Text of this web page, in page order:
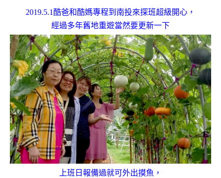
2019.5.1酷爸和酷媽專程到南投來探班超級開心，
經過多年舊地重遊當然要更新一下
上班日報備過就可外出摸魚，